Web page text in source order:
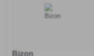
Bizon